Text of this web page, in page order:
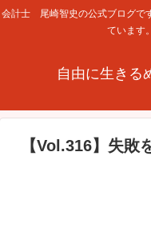
会計士 尾崎智史の公式ブログで
ています
自由に生きる
【Vol.316】失敗